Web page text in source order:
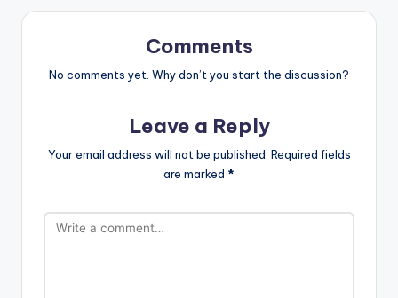
Comments
No comments yet. Why don’t you start the discussion?
Leave a Reply
Your email address will not be published. Required fields
are marked *